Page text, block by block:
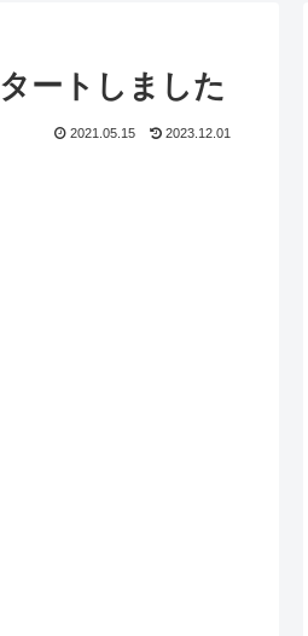
ートしました
2021.05.15 2023.12.01